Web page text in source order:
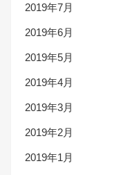
2019年7月
2019年6月
2019年5月
2019年4月
2019年3月
2019年2月
2019年1月